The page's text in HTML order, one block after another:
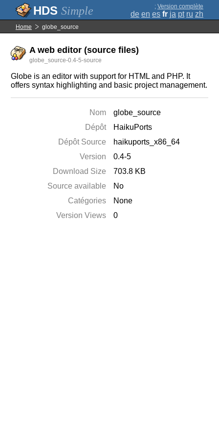
Simple ; Version complète
de en es fr ja pt ru zh
Home globe_source
A web editor (source files)
globe_source-0.4-5-source
Globe is an editor with support for HTML and PHP. It
offers syntax highlighting and basic project management.
Nom
globe_source
Dépôt
HaikuPorts
Dépôt Source
haikuports_x86_64
Version
0.4-5
Download Size
703.8 KB
Source available
No
Catégories
None
Version Views
0